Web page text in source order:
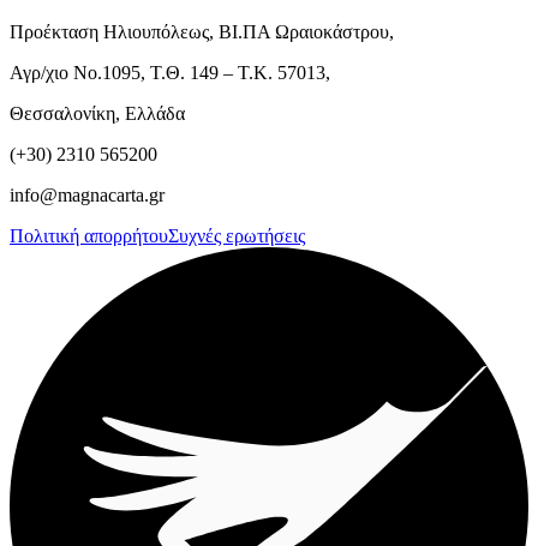
Προέκταση Ηλιουπόλεως, ΒΙ.ΠΑ Ωραιοκάστρου,
Αγρ/χιο Νο.1095, Τ.Θ. 149 – Τ.Κ. 57013,
Θεσσαλονίκη, Ελλάδα
(+30) 2310 565200
info@magnacarta.gr
Πολιτική απορρήτουΣυχνές ερωτήσεις